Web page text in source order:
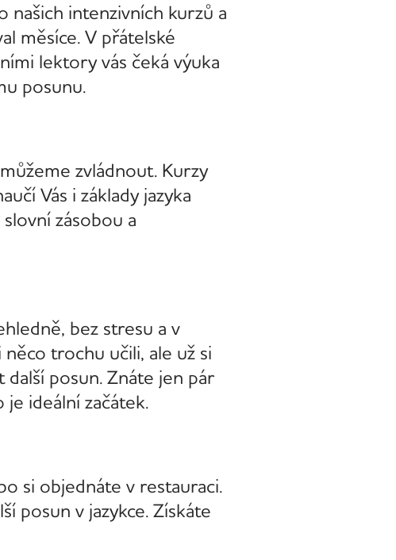
našich intenzivních kurzů a
měsíce. V přátelské
lektory vás čeká výuka
posunu.
zvládnout. Kurzy
Vás i základy jazyka
zásobou a
bez stresu a v
trochu učili, ale už si
posun. Znáte jen pár
ideální začátek.
si objednáte v restauraci.
posun v jazykce. Získáte